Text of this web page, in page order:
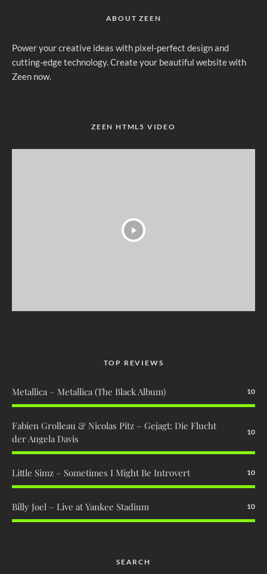
ABOUT ZEEN
Power your creative ideas with pixel-perfect design and
cutting-edge technology. Create your beautiful website with
Zeen now.
ZEEN HTML5 VIDEO
TOP REVIEWS
Metallica – Metallica (The Black Album) 10
Fabien Grolleau & Nicolas Pitz – Gejagt: Die Flucht
der Angela Davis
10
Little Simz – Sometimes I Might Be Introvert 10
Billy Joel – Live at Yankee Stadium 10
SEARCH